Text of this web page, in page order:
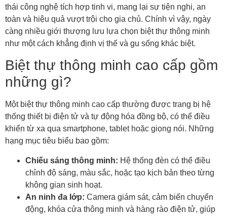
thái công nghệ tích hợp tinh vi, mang lại sự tiện nghi, an
toàn và hiệu quả vượt trội cho gia chủ. Chính vì vậy, ngày
càng nhiều giới thượng lưu lựa chọn biệt thự thông minh
như một cách khẳng định vị thế và gu sống khác biệt.
Biệt thự thông minh cao cấp gồm
những gì?
Một biệt thự thông minh cao cấp thường được trang bị hệ
thống thiết bị điện tử và tự động hóa đồng bộ, có thể điều
khiển từ xa qua smartphone, tablet hoặc giọng nói. Những
hạng mục tiêu biểu bao gồm:
Chiếu sáng thông minh: Hệ thống đèn có thể điều
chỉnh độ sáng, màu sắc, hoặc tạo kịch bản theo từng
không gian sinh hoạt.
An ninh đa lớp: Camera giám sát, cảm biến chuyển
động, khóa cửa thông minh và hàng rào điện tử, giúp